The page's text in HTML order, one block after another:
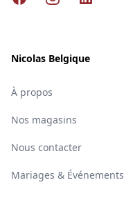
Nicolas Belgique
À propos
Nos magasins
Nous contacter
Mariages & Événements